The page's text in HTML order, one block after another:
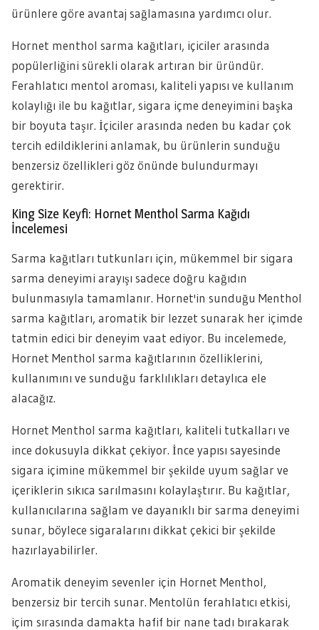
ürünlere göre avantaj sağlamasına yardımcı olur.
Hornet menthol sarma kağıtları, içiciler arasında
popülerliğini sürekli olarak artıran bir üründür.
Ferahlatıcı mentol aroması, kaliteli yapısı ve kullanım
kolaylığı ile bu kağıtlar, sigara içme deneyimini başka
bir boyuta taşır. İçiciler arasında neden bu kadar çok
tercih edildiklerini anlamak, bu ürünlerin sunduğu
benzersiz özellikleri göz önünde bulundurmayı
gerektirir.
King Size Keyfi: Hornet Menthol Sarma Kağıdı
İncelemesi
Sarma kağıtları tutkunları için, mükemmel bir sigara
sarma deneyimi arayışı sadece doğru kağıdın
bulunmasıyla tamamlanır. Hornet'in sunduğu Menthol
sarma kağıtları, aromatik bir lezzet sunarak her içimde
tatmin edici bir deneyim vaat ediyor. Bu incelemede,
Hornet Menthol sarma kağıtlarının özelliklerini,
kullanımını ve sunduğu farklılıkları detaylıca ele
alacağız.
Hornet Menthol sarma kağıtları, kaliteli tutkalları ve
ince dokusuyla dikkat çekiyor. İnce yapısı sayesinde
sigara içimine mükemmel bir şekilde uyum sağlar ve
içeriklerin sıkıca sarılmasını kolaylaştırır. Bu kağıtlar,
kullanıcılarına sağlam ve dayanıklı bir sarma deneyimi
sunar, böylece sigaralarını dikkat çekici bir şekilde
hazırlayabilirler.
Aromatik deneyim sevenler için Hornet Menthol,
benzersiz bir tercih sunar. Mentolün ferahlatıcı etkisi,
içim sırasında damakta hafif bir nane tadı bırakarak